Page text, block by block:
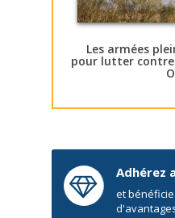
Les armées
pour lutter contre
Adhérez
et